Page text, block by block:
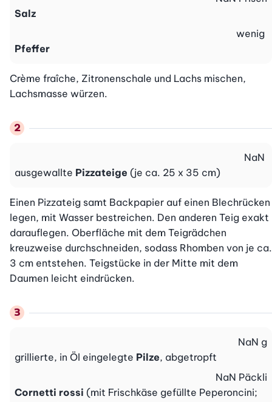
Salz
Pfeffer
wenig
Crème fraîche, Zitronenschale und Lachs mischen,
Lachsmasse würzen.
ausgewallte Pizzateige (je ca. 25 x 35 cm)
NaN
Einen Pizzateig samt Backpapier auf einen Blechrücken
legen, mit Wasser bestreichen. Den anderen Teig exakt
darauflegen. Oberfläche mit dem Teigrädchen
kreuzweise durchschneiden, sodass Rhomben von je ca.
3 cm entstehen. Teigstücke in der Mitte mit dem
Daumen leicht eindrücken.
grillierte, in Öl eingelegte Pilze, abgetropft
NaN g
Cornetti rossi (mit Frischkäse gefüllte Peperoncini;
NaN Päckli